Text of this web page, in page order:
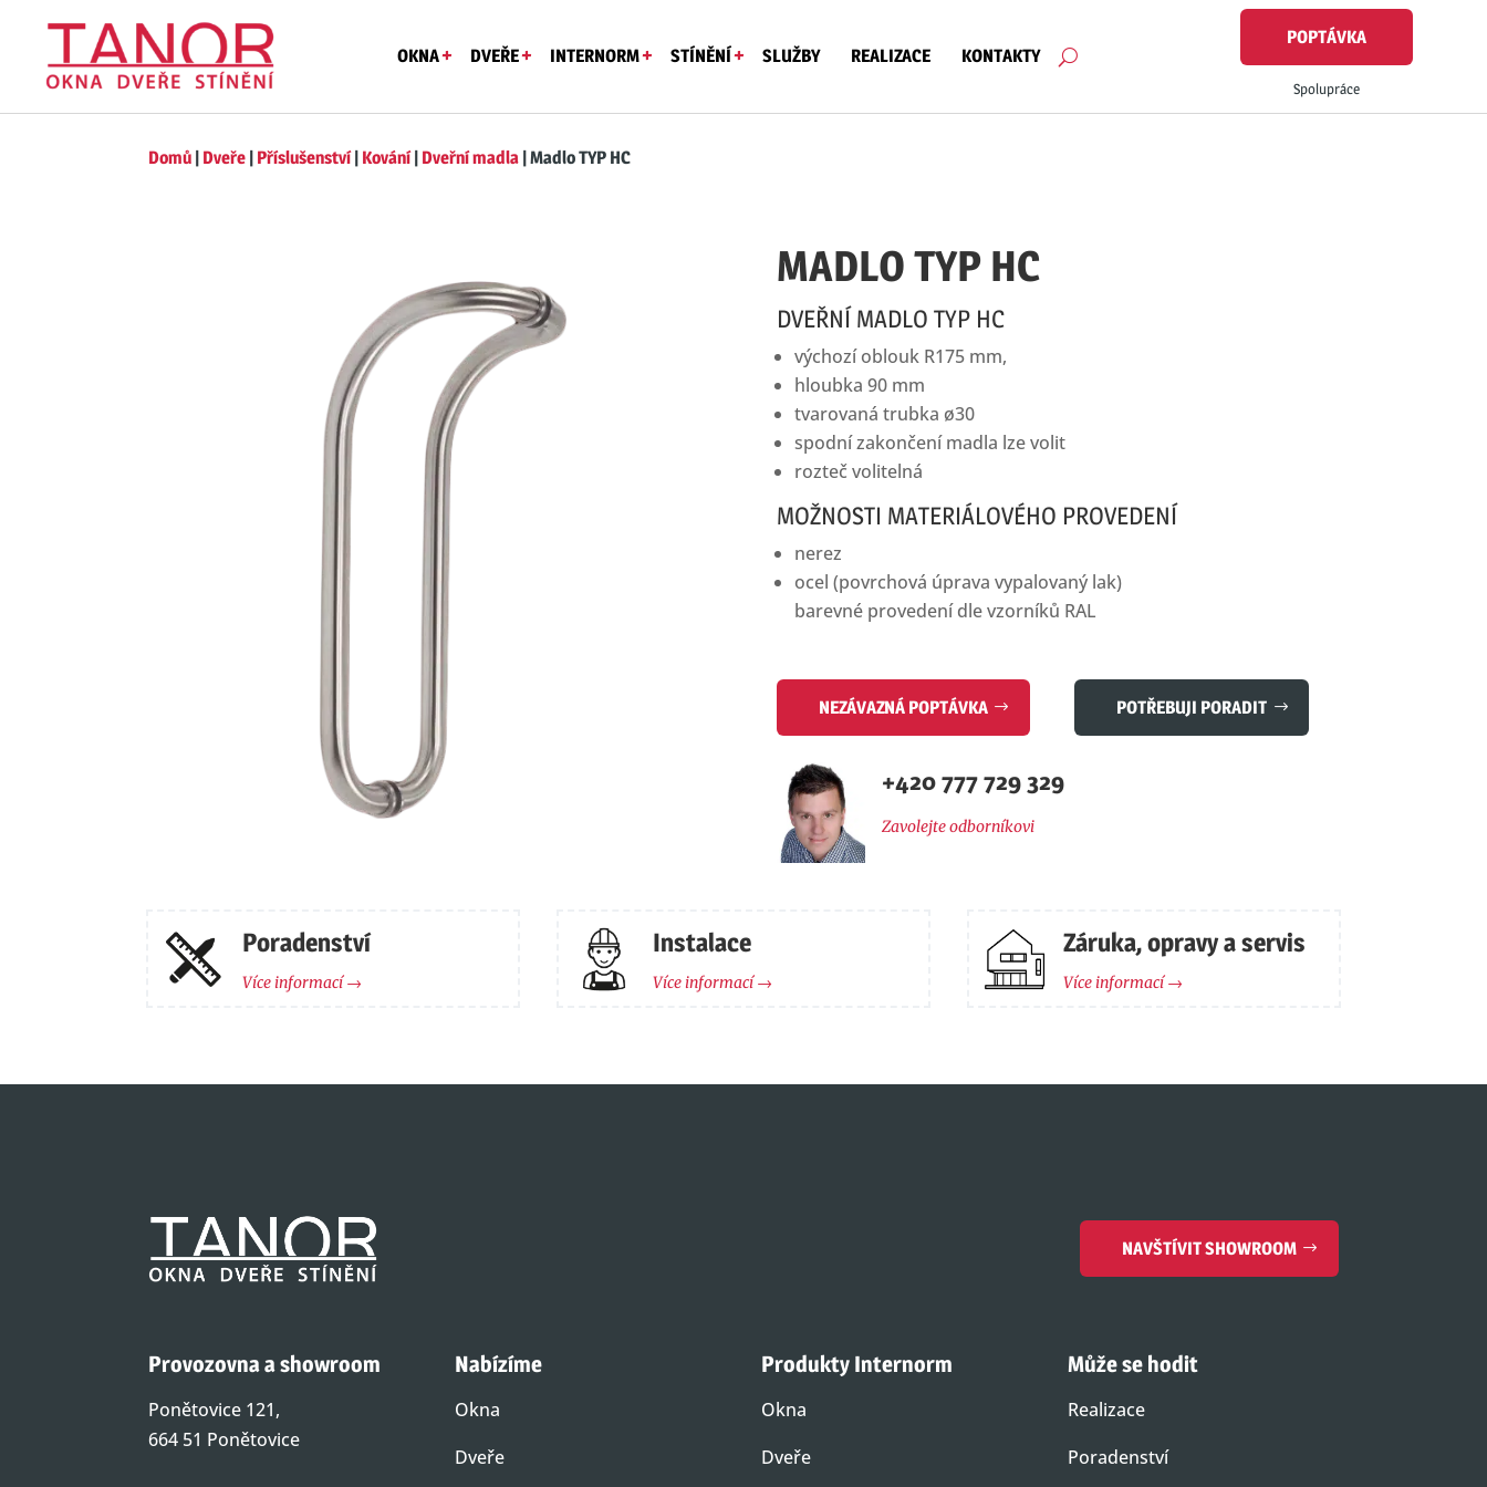
OKNA DVEŘE INTERNORM STÍNĚNÍ SLUŽBY REALIZACE KONTAKTY
POPTÁVKA
Spolupráce
Domů | Dveře | Příslušenství| Kování| Dveřní madla |Madlo TYP HC
MADLO TYP HC
DVEŘNÍ MADLO TYP HC
výchozí oblouk R175 mm,
hloubka 90 mm
tvarovaná trubka ø30
spodní zakončení madla lze volit
rozteč volitelná
MOŽNOSTI MATERIÁLOVÉHO PROVEDENÍ
nerez
ocel (povrchová úprava vypalovaný lak)
barevné provedení dle vzorníků RAL
NEZÁVAZNÁ POPTÁVKA POTŘEBUJI PORADIT
+420 777 729 329
Zavolejte odborníkovi
Poradenství
Více informací →
Instalace
Více informací →
Záruka, opravy a servis
Více informací →
NAVŠTÍVIT SHOWROOM
Provozovna a showroom
Ponětovice 121,
664 51 Ponětovice
Nabízíme
Okna
Dveře
Produkty Internorm
Okna
Dveře
Může se hodit
Realizace
Poradenství